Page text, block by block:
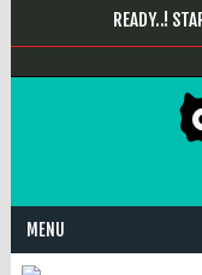
READY..!
MENU